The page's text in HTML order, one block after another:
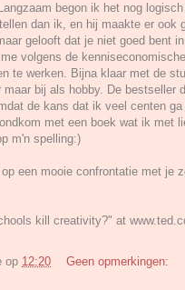
begon ik het nog
dan ik, en hij maakte er
gelooft dat je niet goed bent
volgens de
te werken. Bijna klaar met de
bij als hobby. De
de kans dat ik veel centen
met een boek wat ik met
m'n spelling:)
een mooie confrontatie met je
kill creativity?" at
op 12:20 Geen opmerkingen: